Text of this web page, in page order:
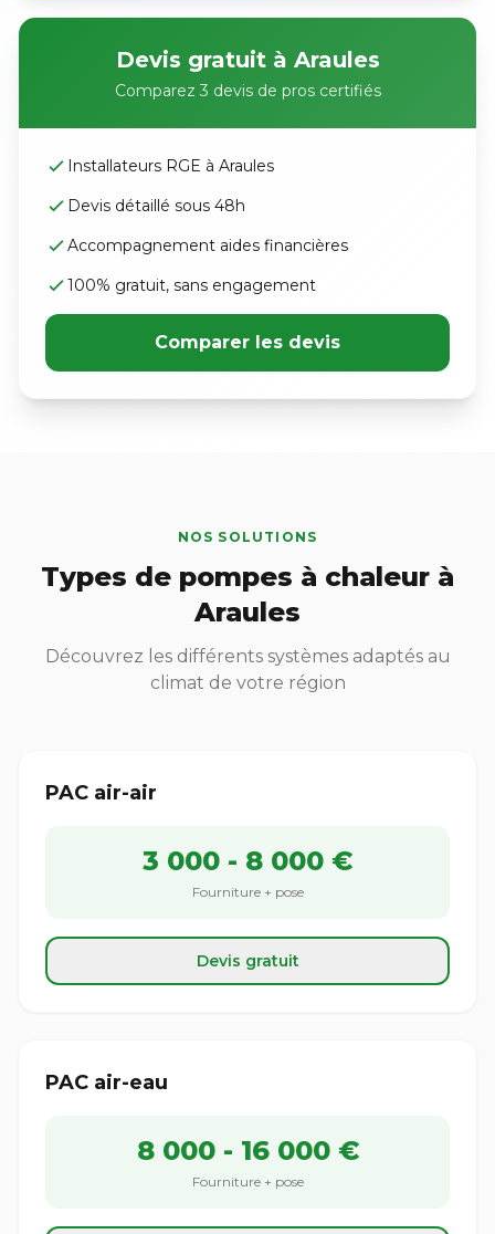
Devis gratuit à Araules
Comparez 3 devis de pros certifiés
Installateurs RGE à Araules
Devis détaillé sous 48h
Accompagnement aides financières
100% gratuit, sans engagement
Comparer les devis
NOS SOLUTIONS
Types de pompes à chaleur à
Araules
Découvrez les différents systèmes adaptés au
climat de votre région
PAC air-air
3 000 - 8 000 €
Fourniture + pose
Devis gratuit
PAC air-eau
8 000 - 16 000 €
Fourniture + pose